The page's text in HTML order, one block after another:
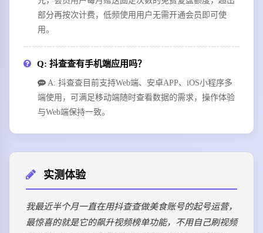
部分再按次计费，低频使用用户无需开通会员即可使
用。
Q: 抖查查有手机端应用吗？
A: 抖查查目前支持Web端、安卓APP、iOS小程序多
端使用，可满足移动端随时查看数据的需求，操作体验
与Web端保持一致。
实测体验
我最近半个月一直在用抖查查做美食账号的起号运营，
最惊喜的就是它的飙升视频榜单功能，不用自己刷视频